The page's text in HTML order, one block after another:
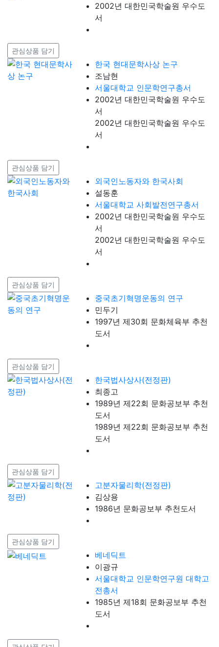
2002년 대한민국학술원 우수도
서
관심상품 담기
한국 현대문학사상 논구
조남현
서울대학교 인문학연구총서
2002년 대한민국학술원 우수도
서
2002년 대한민국학술원 우수도
서
관심상품 담기
외국인노동자와 한국사회
설동훈
서울대학교 사회발전연구총서
2002년 대한민국학술원 우수도
서
2002년 대한민국학술원 우수도
서
관심상품 담기
중국초기혁명운동의 연구
민두기
1997년 제30회 문화체육부 추천
도서
관심상품 담기
한국법사상사(전정판)
최종고
1989년 제22회 문화공보부 추천
도서
1989년 제22회 문화공보부 추천
도서
관심상품 담기
고분자물리학(전정판)
김상용
1986년 문화공보부 추천도서
관심상품 담기
베네딕트
이광규
서울대학교 인문학연구원 대학고
전총서
1985년 제18회 문화공보부 추천
도서